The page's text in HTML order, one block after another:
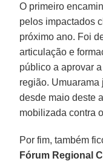
O primeiro
pelos impactados
próximo ano. Foi
articulação e
público a aprovar
região. Umuarama
desde maio deste
mobilizada contra
Por fim, também
Fórum Regional